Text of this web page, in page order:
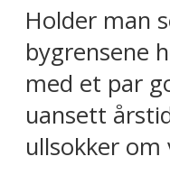
Holder man
bygrensene
med et par
uansett
ullsokker om